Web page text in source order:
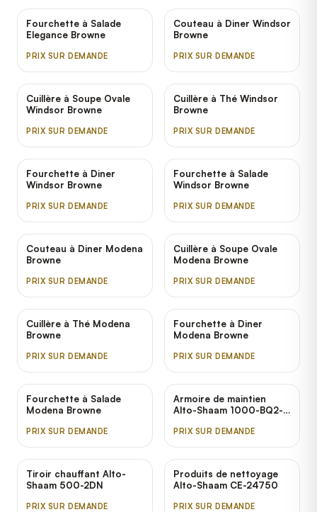
Fourchette à Salade
Elegance Browne
PRIX SUR DEMANDE
Couteau à Diner Windsor
Browne
PRIX SUR DEMANDE
Cuillère à Soupe Ovale
Windsor Browne
PRIX SUR DEMANDE
Cuillère à Thé Windsor
Browne
PRIX SUR DEMANDE
Fourchette à Diner
Windsor Browne
PRIX SUR DEMANDE
Fourchette à Salade
Windsor Browne
PRIX SUR DEMANDE
Couteau à Diner Modena
Browne
PRIX SUR DEMANDE
Cuillère à Soupe Ovale
Modena Browne
PRIX SUR DEMANDE
Cuillère à Thé Modena
Browne
PRIX SUR DEMANDE
Fourchette à Diner
Modena Browne
PRIX SUR DEMANDE
Fourchette à Salade
Modena Browne
PRIX SUR DEMANDE
Armoire de maintien
Alto-Shaam 1000-BQ2-
PRIX SUR DEMANDE
Tiroir chauffant Alto-
Shaam 500-2DN
PRIX SUR DEMANDE
Produits de nettoyage
Alto-Shaam CE-24750
PRIX SUR DEMANDE